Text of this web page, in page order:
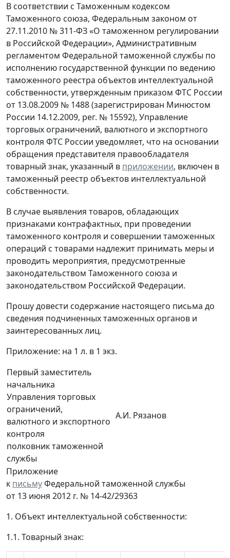
В соответствии с Таможенным кодексом
Таможенного союза, Федеральным законом от
27.11.2010 № 311-ФЗ «О таможенном регулировании
в Российской Федерации», Административным
регламентом Федеральной таможенной службы по
исполнению государственной функции по ведению
таможенного реестра объектов интеллектуальной
собственности, утвержденным приказом ФТС России
от 13.08.2009 № 1488 (зарегистрирован Минюстом
России 14.12.2009, рег. № 15592), Управление
торговых ограничений, валютного и экспортного
контроля ФТС России уведомляет, что на основании
обращения представителя правообладателя
товарный знак, указанный в приложении, включен в
таможенный реестр объектов интеллектуальной
собственности.
В случае выявления товаров, обладающих
признаками контрафактных, при проведении
таможенного контроля и совершении таможенных
операций с товарами надлежит принимать меры и
проводить мероприятия, предусмотренные
законодательством Таможенного союза и
законодательством Российской Федерации.
Прошу довести содержание настоящего письма до
сведения подчиненных таможенных органов и
заинтересованных лиц.
Приложение: на 1 л. в 1 экз.
Первый заместитель
начальника
Управления торговых
ограничений,
валютного и экспортного
контроля
полковник таможенной
службы
А.И. Рязанов
Приложение
к письмуФедеральной таможенной службы
от 13 июня 2012 г. № 14-42/29363
1. Объект интеллектуальной собственности:
1.1. Товарный знак: